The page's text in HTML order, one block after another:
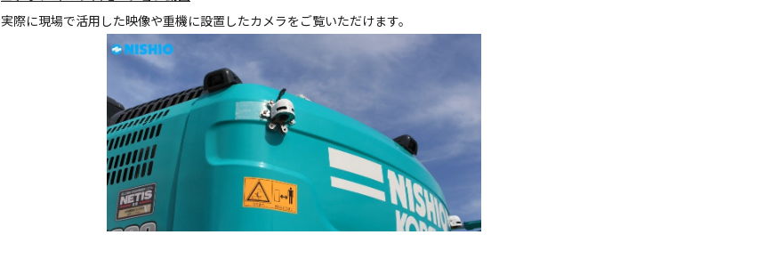
実際に現場で活用した映像や重機に設置したカメラをご覧いただけます。